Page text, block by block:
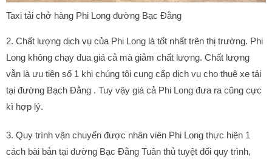
Taxi tải chở hàng Phi Long đường Bạc Đằng
2. Chất lượng dịch vụ của Phi Long là tốt nhất trên thị trường. Phi
Long không chạy đua giá cả mà giảm chất lượng. Chất lượng
vẫn là ưu tiên số 1 khi chúng tôi cung cấp dịch vụ cho thuê xe tải
tại đường Bạch Đằng . Tuy vậy giá cả Phi Long đưa ra cũng cực
kì hợp lý.
3. Quy trình vận chuyển được nhân viên Phi Long thực hiện 1
cách bài bản tại đường Bạc Đằng Tuân thủ tuyệt đối quy trình,